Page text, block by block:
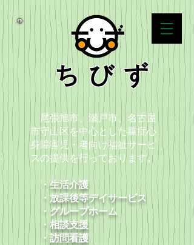
尾張旭市、瀬戸市、名古屋
市守山区を中心とした重症心
身障害児・者向け福祉サービ
スの提供を行っております。
・生活介護
・放課後等デイサービス
​ ・グループホーム
・ 相談支援
​ ・ 訪問看護
ちびず